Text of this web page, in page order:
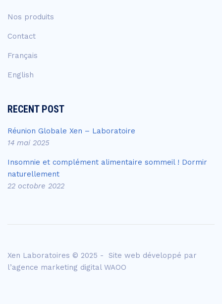
Nos produits
Contact
Français
English
RECENT POST
Réunion Globale Xen – Laboratoire
14 mai 2025
Insomnie et complément alimentaire sommeil ! Dormir
naturellement
22 octobre 2022
Xen Laboratoires © 2025 - Site web développé par
l’agence marketing digital WAOO